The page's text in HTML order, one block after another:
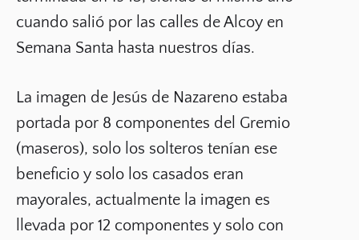
cuando salió por las calles de Alcoy en
Semana Santa hasta nuestros días.
La imagen de Jesús de Nazareno estaba
portada por 8 componentes del Gremio
(maseros), solo los solteros tenían ese
beneficio y solo los casados eran
mayorales, actualmente la imagen es
llevada por 12 componentes y solo con